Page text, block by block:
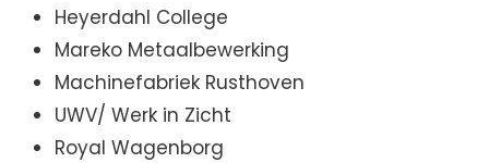
Heyerdahl College
Mareko Metaalbewerking
Machinefabriek Rusthoven
UWV/ Werk in Zicht
Royal Wagenborg